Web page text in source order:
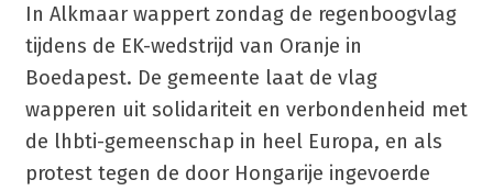
In Alkmaar wappert zondag de regenboogvlag
tijdens de EK-wedstrijd van Oranje in
Boedapest. De gemeente laat de vlag
wapperen uit solidariteit en verbondenheid met
de lhbti-gemeenschap in heel Europa, en als
protest tegen de door Hongarije ingevoerde